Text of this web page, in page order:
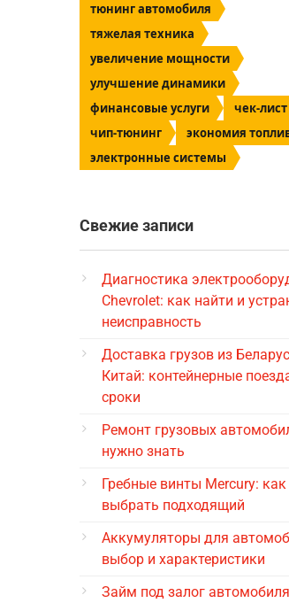
тюнинг автомобиля
тяжелая техника
увеличение мощности
улучшение динамики
финансовые услуги
чек-лист
чип-тюнинг
экономия
электронные системы
Свежие записи
Диагностика
Chevrolet: как найти и
неисправность
Доставка грузов из
Китай: контейнерные
сроки
Ремонт грузовых
нужно знать
Гребные винты Mercury: как
выбрать подходящий
Аккумуляторы для
выбор и характеристики
Займ под залог